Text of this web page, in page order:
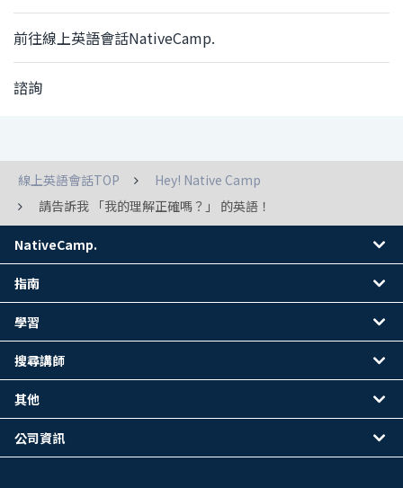
前往線上英語會話NativeCamp.
諮詢
線上英語會話TOP
Hey! Native Camp
請告訴我 「我的理解正確嗎？」 的英語！
NativeCamp.
指南
學習
搜尋講師
其他
公司資訊